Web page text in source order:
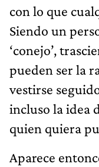
con lo que
Siendo un
‘conejo’,
pueden ser la
vestirse
incluso la idea
quien quiera
Aparece